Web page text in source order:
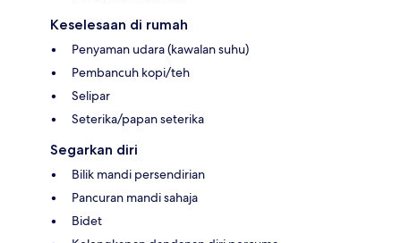
Keselesaan di rumah
Penyaman udara (kawalan suhu)
Pembancuh kopi/teh
Selipar
Seterika/papan seterika
Segarkan diri
Bilik mandi persendirian
Pancuran mandi sahaja
Bidet